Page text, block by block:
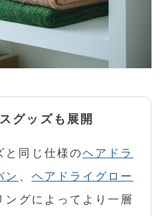
グッズも展開
と同じ仕様のヘアドラ
ン
ヘアドライグロー
ングによってより一層